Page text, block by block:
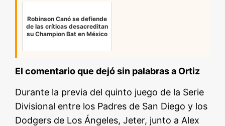
Robinson Canó se defiende
de las críticas desacreditan
su Champion Bat en México
El comentario que dejó sin palabras a Ortiz
Durante la previa del quinto juego de la Serie
Divisional entre los Padres de San Diego y los
Dodgers de Los Ángeles, Jeter, junto a Alex